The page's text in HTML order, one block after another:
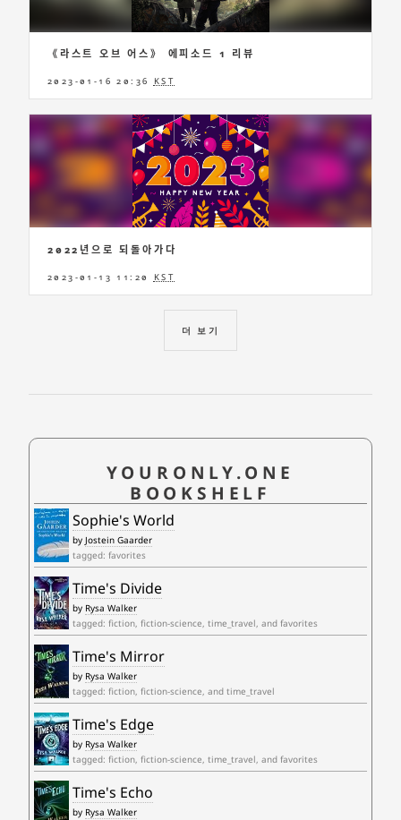
《라스트 오브 어스》 에피소드 1 리뷰
2023-01-16 20:36 KST
2022년으로 되돌아가다
2023-01-13 11:20 KST
더 보기
YOURONLY.ONE
BOOKSHELF
Sophie's World
by Jostein Gaarder
tagged: favorites
Time's Divide
by Rysa Walker
tagged: fiction, fiction-science, time_travel, and favorites
Time's Mirror
by Rysa Walker
tagged: fiction, fiction-science, and time_travel
Time's Edge
by Rysa Walker
tagged: fiction, fiction-science, time_travel, and favorites
Time's Echo
by Rysa Walker